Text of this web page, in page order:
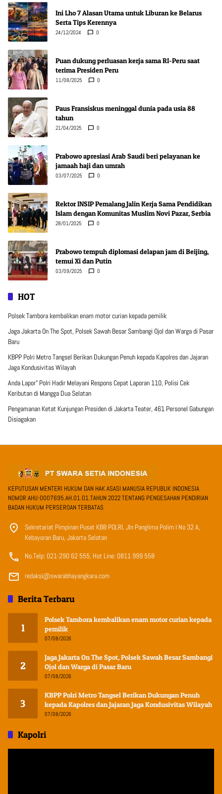
Ini Lho 7 Alasan Utama untuk Liburan ke Belarus
Serta Tips Kerennya
24/12/2024 0
Puan dukung perluasan kerja sama RI-Peru saat
terima Presiden Peru
11/08/2025 0
Paus Fransiskus meninggal dunia pada usia 88
tahun
21/04/2025 0
Prabowo apresiasi Arab Saudi beri pelayanan ke
jamaah haji dan umrah
03/07/2025 0
Rektor INSIP Pemalang Jalin Kerja Sama Pendidikan
Islam dengan Komunitas Muslim Novi Pazar, Serbia
28/01/2025 0
Prabowo tempuh diplomasi delapan jam di Beijing,
temui Xi dan Putin
03/09/2025 0
HOT
Polsek Tambora kembalikan enam motor curian kepada pemilik
Jaga Jakarta On The Spot, Polsek Sawah Besar Sambangi Ojol dan Warga di Pasar
Baru
KBPP Polri Metro Tangsel Berikan Dukungan Penuh kepada Kapolres dan Jajaran
Jaga Kondusivitas Wilayah
Anda Lapor” Polri Hadir Melayani Respons Cepat Laporan 110, Polisi Cek
Keributan di Mangga Dua Selatan
Pengamanan Ketat Kunjungan Presiden di Jakarta Teater, 461 Personel Gabungan
Disiagakan
KEPUTUSAN MENTERI HUKUM DAN HAK ASASI MANUSIA REPUBLIK INDONESIA
NOMOR AHU-0007695.AH.01.01.TAHUN 2022 TENTANG PENGESAHAN PENDIRIAN
BADAN HUKUM PERSEROAN TERBATAS
Sekretariat Pimpinan Pusat KBB POLRI, Jln Panglima Polim I No 32 A,
Kebayoran Baru, Jakarta Selatan
No.Telp: 021-290 62 555, Hot Line: 0811 999 558
redaksi@swarabhayangkara.com
Berita Terbaru
1
Polsek Tambora kembalikan enam motor curian kepada
pemilik
07/08/2026
2
Jaga Jakarta On The Spot, Polsek Sawah Besar Sambangi
Ojol dan Warga di Pasar Baru
07/08/2026
3
KBPP Polri Metro Tangsel Berikan Dukungan Penuh
kepada Kapolres dan Jajaran Jaga Kondusivitas Wilayah
07/08/2026
Kapolri